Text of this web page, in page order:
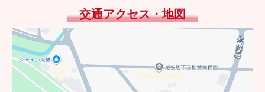
交通アクセス・地図